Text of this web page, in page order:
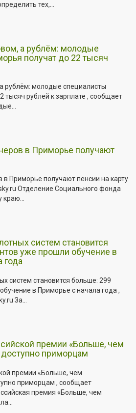
тех,...
а рублём: молодые
получат до 22 тысяч
рублём: молодые специалисты
тысяч рублей к зарплате , сообщает
в Приморье получают
в Приморье получают пенсии на карту
Отделение Социального фонда
систем становится
уже прошли обучение в
года
систем становится больше: 299
в Приморье с начала года ,
За...
премии «Больше, чем
приморцам
премии «Больше, чем
приморцам , сообщает
премия «Больше, чем